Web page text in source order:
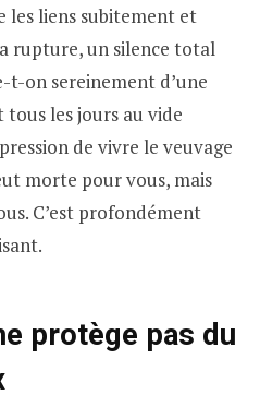
les liens subitement et
rupture, un silence total
t-on sereinement d’une
les jours au vide
de vivre le veuvage
morte pour vous, mais
C’est profondément
protège pas du